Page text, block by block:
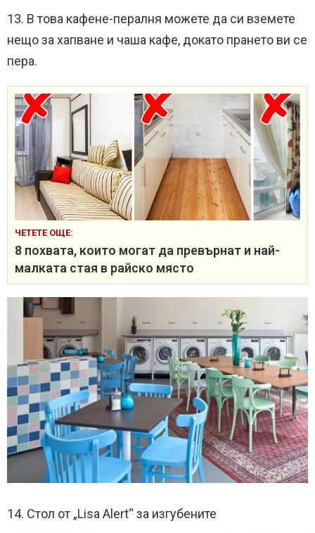
13. В това кафене-пералня можете да си вземете
нещо за хапване и чаша кафе, докато прането ви се
пера.
ЧЕТЕТЕ ОЩЕ:
8 похвата, които могат да превърнат и най-
малката стая в райско място
14. Стол от „Lisa Alert“ за изгубените